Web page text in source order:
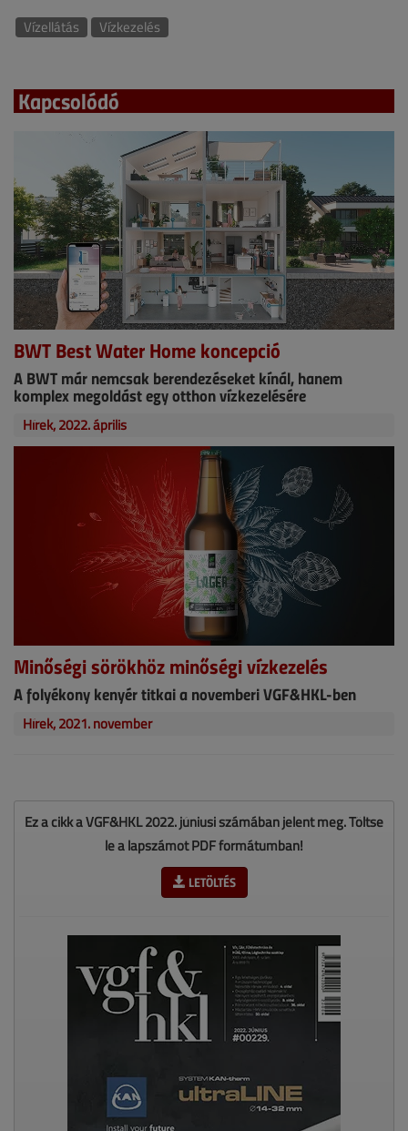
Vízellátás Vízkezelés
Kapcsolódó
BWT Best Water Home koncepció
A BWT már nemcsak berendezéseket kínál, hanem
komplex megoldást egy otthon vízkezelésére
Hírek, 2022. április
Minőségi sörökhöz minőségi vízkezelés
A folyékony kenyér titkai a novemberi VGF&HKL-ben
Hírek, 2021. november
Ez a cikk a VGF&HKL 2022. júniusi számában jelent meg. Töltse
le a lapszámot PDF formátumban!
LETÖLTÉS